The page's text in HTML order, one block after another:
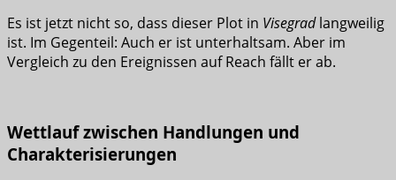
Es ist jetzt nicht so, dass dieser Plot in Visegradlangweilig
ist. Im Gegenteil: Auch er ist unterhaltsam. Aber im
Vergleich zu den Ereignissen auf Reach fällt er ab.
Wettlauf zwischen Handlungen und
Charakterisierungen